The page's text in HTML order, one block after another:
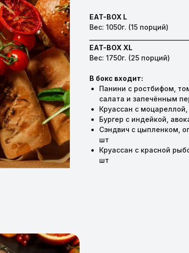
EAT-BOX L
Вес: 1050г. (15 порций)
EAT-BOX XL
Вес: 1750г. (25 порций)
В бокс входит:
Панини с ростбифом,
салата и запечённым
Круассан с
Бургер с индейкой,
Сэндвич с цыпленком,
шт
Круассан с красной
шт